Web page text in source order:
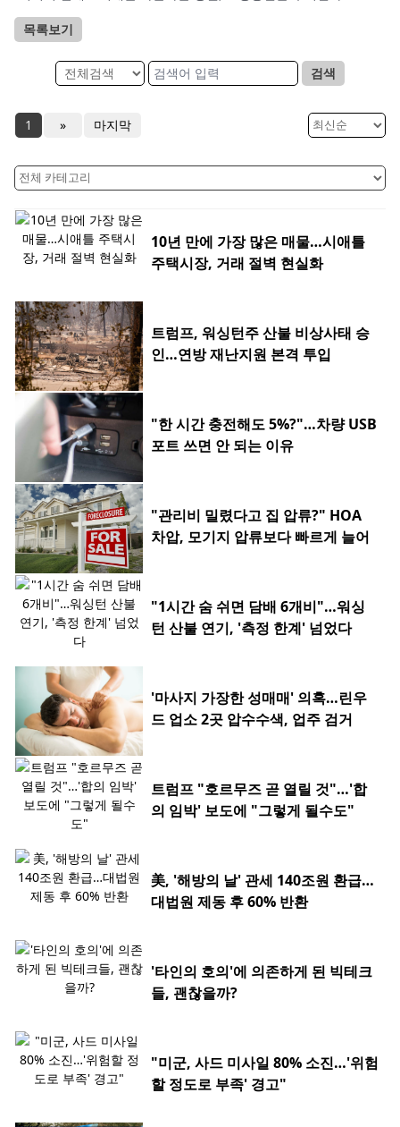
목록보기
검색
1 » 마지막
10년 만에 가장 많은 매물…시애틀
주택시장, 거래 절벽 현실화
트럼프, 워싱턴주 산불 비상사태 승
인…연방 재난지원 본격 투입
"한 시간 충전해도 5%?"…차량 USB
포트 쓰면 안 되는 이유
"관리비 밀렸다고 집 압류?" HOA
차압, 모기지 압류보다 빠르게 늘어
"1시간 숨 쉬면 담배 6개비"…워싱
턴 산불 연기, '측정 한계' 넘었다
'마사지 가장한 성매매' 의혹…린우
드 업소 2곳 압수수색, 업주 검거
트럼프 "호르무즈 곧 열릴 것"…'합
의 임박' 보도에 "그렇게 될수도"
美, '해방의 날' 관세 140조원 환급…
대법원 제동 후 60% 반환
'타인의 호의'에 의존하게 된 빅테크
들, 괜찮을까?
"미군, 사드 미사일 80% 소진…'위험
할 정도로 부족' 경고"